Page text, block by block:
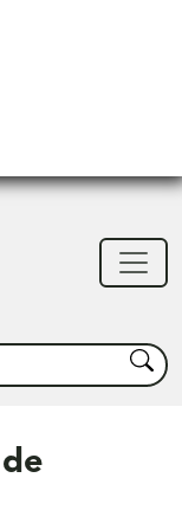
Buscar